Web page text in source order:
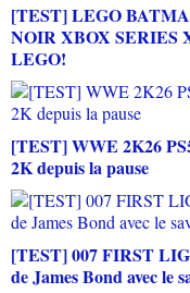
[TEST] LEGO
NOIR XBOX SERIES
LEGO!
[TEST] WWE 2K26
2K depuis la pause
[TEST] 007 FIRST
de James Bond avec